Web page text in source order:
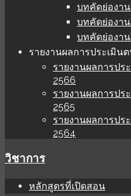
บทคัดย่องา
บทคัดย่องา
บทคัดย่องาน
รายงานผลการประเมินต
รายงานผลการปร
2566
รายงานผลการปร
2565
รายงานผลการปร
2564
วิชาการ
หลักสูตรที่เปิดสอน